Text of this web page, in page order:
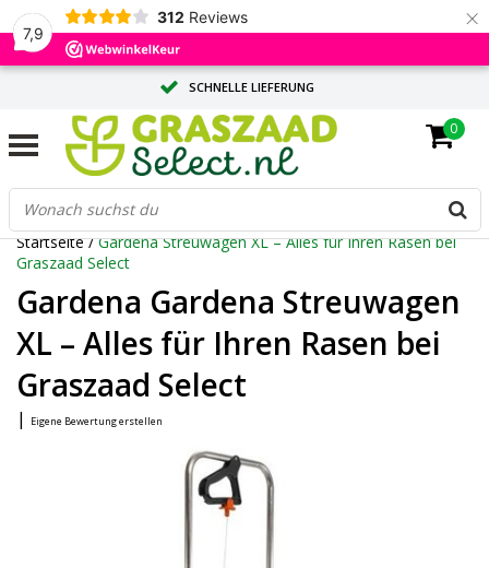
7,9
312 Reviews ×
SCHNELLE LIEFERUNG
MASSGESCHNEIDERTE BERATUNG DURCH UNSERE EXPERTEN
GROSSE MENGE? ANGEBOT ANFORDERN
0
Startseite/Gardena Streuwagen XL – Alles für Ihren Rasen bei
Graszaad Select
Gardena Gardena Streuwagen
XL – Alles für Ihren Rasen bei
Graszaad Select
| Eigene Bewertung erstellen